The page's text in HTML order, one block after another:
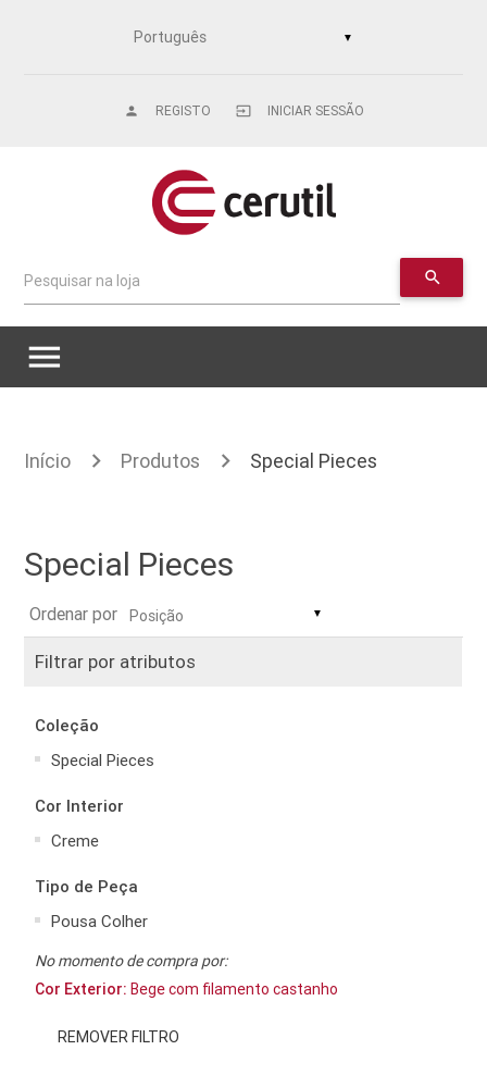
▼
REGISTO
person INICIAR SESSÃO
input
Pesquisar na loja search
menu
Início Produtos Special Pieces
Special Pieces
Ordenar por ▼
Filtrar por atributos
Coleção
Special Pieces
Cor Interior
Creme
Tipo de Peça
Pousa Colher
No momento de compra por:
Cor Exterior: Bege com filamento castanho
REMOVER FILTRO